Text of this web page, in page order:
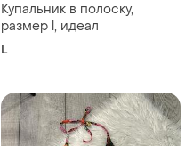
Купальник в полоску,
размер l, идеал
L